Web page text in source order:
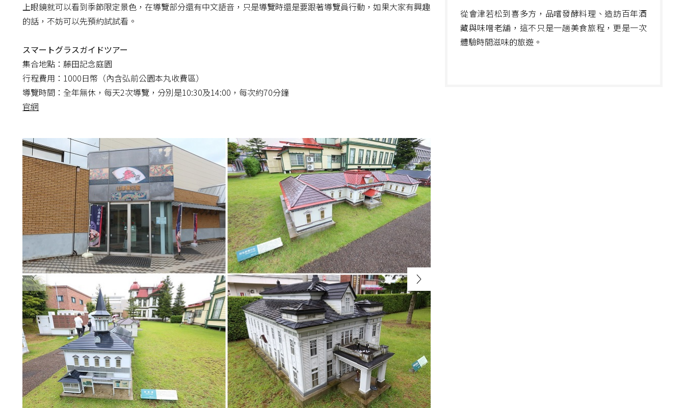
上眼鏡就可以看到季節限定景色，在導覽部分還有中文語音，只是導覽時還是要跟著導覽員行動，如果大家有興趣
的話，不妨可以先預約試試看。
スマートグラスガイドツアー
集合地點：藤田記念庭園
行程費用：1000日幣（內含弘前公園本丸收費區）
導覽時間：全年無休，每天2次導覽，分別是10:30及14:00，每次約70分鐘
官網
從會津若松到喜多方，品嚐發酵料理、造訪百年酒
藏與味噌老舖，這不只是一趟美食旅程，更是一次
體驗時間滋味的旅遊。